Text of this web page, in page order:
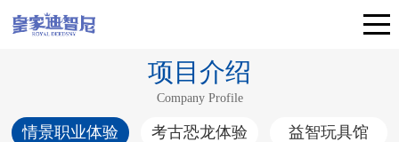
项目介绍
Company Profile
情景职业体验 考古恐龙体验 益智玩具馆